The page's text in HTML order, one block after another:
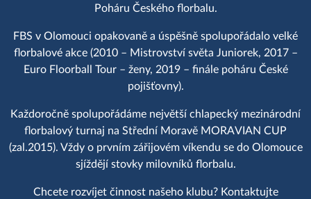
Poháru Českého florbalu.
FBS v Olomouci opakovaně a úspěšně spolupořádalo velké
florbalové akce (2010 – Mistrovství světa Juniorek, 2017 –
Euro Floorball Tour – ženy, 2019 – finále poháru České
pojišťovny).
Každoročně spolupořádáme největší chlapecký mezinárodní
florbalový turnaj na Střední Moravě MORAVIAN CUP
(zal.2015). Vždy o prvním zářijovém víkendu se do Olomouce
sjíždějí stovky milovníků florbalu.
Chcete rozvíjet činnost našeho klubu? Kontaktujte